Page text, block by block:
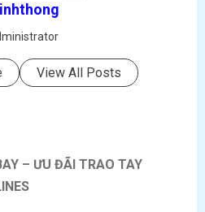
View All Posts
– ƯU ĐÃI TRAO TAY